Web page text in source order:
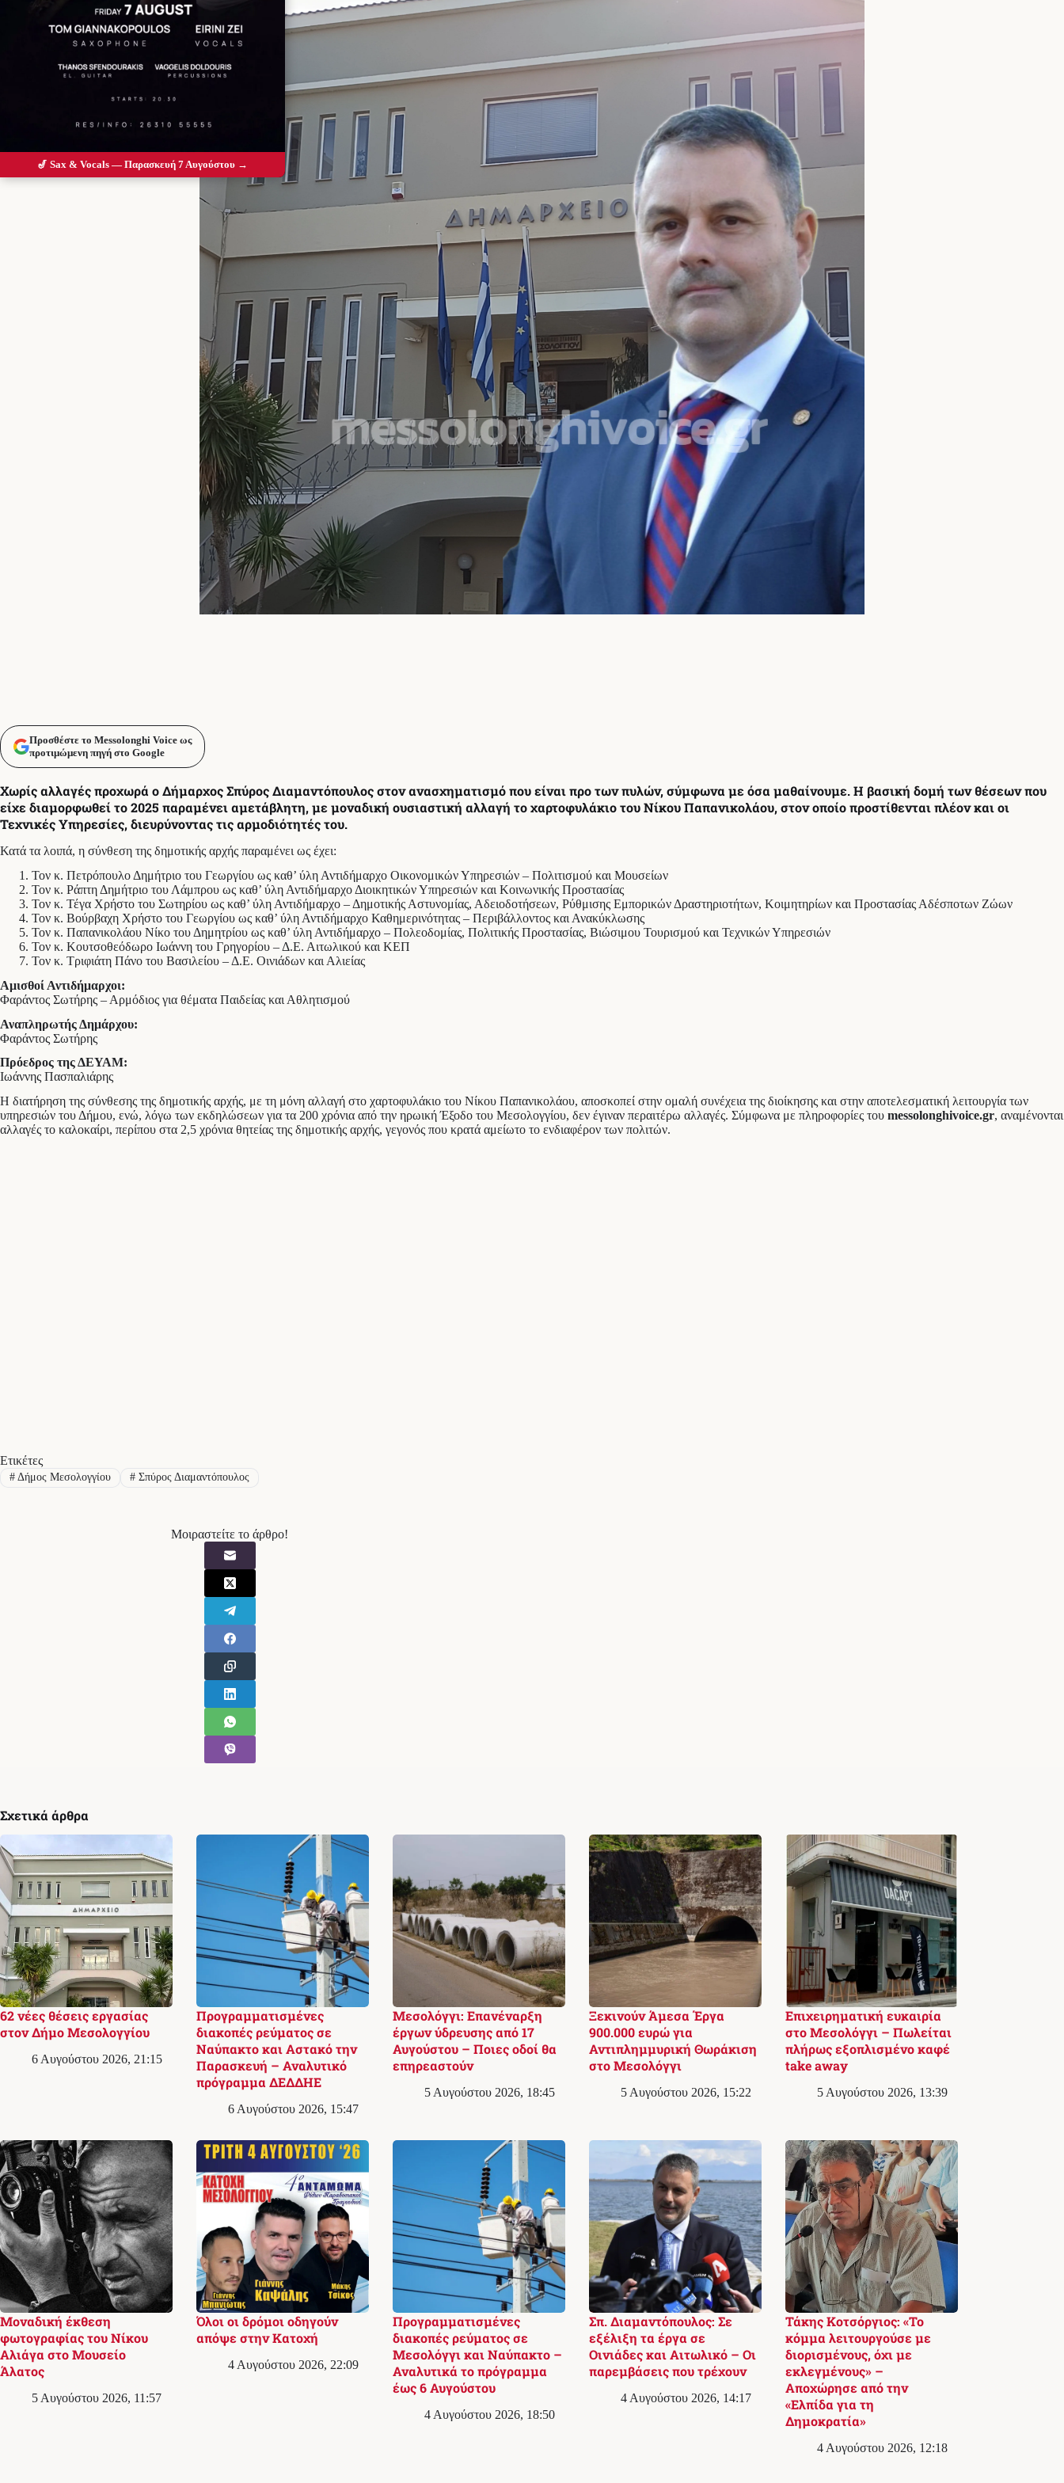
Προσθέστε το Messolonghi Voice ως
προτιμώμενη πηγή στο Google
Χωρίς αλλαγές προχωρά ο Δήμαρχος Σπύρος Διαμαντόπουλος στον ανασχηματισμό που είναι προ των πυλών, σύμφωνα με όσα μαθαίνουμε. Η βασική δομή των θέσεων που
είχε διαμορφωθεί το 2025 παραμένει αμετάβλητη, με μοναδική ουσιαστική αλλαγή το χαρτοφυλάκιο του Νίκου Παπανικολάου, στον οποίο προστίθενται πλέον και οι
Τεχνικές Υπηρεσίες, διευρύνοντας τις αρμοδιότητές του.
Κατά τα λοιπά, η σύνθεση της δημοτικής αρχής παραμένει ως έχει:
Τον κ. Πετρόπουλο Δημήτριο του Γεωργίου ως καθ’ ύλη Αντιδήμαρχο Οικονομικών Υπηρεσιών – Πολιτισμού και Μουσείων
Τον κ. Ράπτη Δημήτριο του Λάμπρου ως καθ’ ύλη Αντιδήμαρχο Διοικητικών Υπηρεσιών και Κοινωνικής Προστασίας
Τον κ. Τέγα Χρήστο του Σωτηρίου ως καθ’ ύλη Αντιδήμαρχο – Δημοτικής Αστυνομίας, Αδειοδοτήσεων, Ρύθμισης Εμπορικών Δραστηριοτήτων, Κοιμητηρίων και Προστασίας Αδέσποτων Ζώων
Τον κ. Βούρβαχη Χρήστο του Γεωργίου ως καθ’ ύλη Αντιδήμαρχο Καθημερινότητας – Περιβάλλοντος και Ανακύκλωσης
Τον κ. Παπανικολάου Νίκο του Δημητρίου ως καθ’ ύλη Αντιδήμαρχο – Πολεοδομίας, Πολιτικής Προστασίας, Βιώσιμου Τουρισμού και Τεχνικών Υπηρεσιών
Τον κ. Κουτσοθεόδωρο Ιωάννη του Γρηγορίου – Δ.Ε. Αιτωλικού και ΚΕΠ
Τον κ. Τριφιάτη Πάνο του Βασιλείου – Δ.Ε. Οινιάδων και Αλιείας
Αμισθοί Αντιδήμαρχοι:
Φαράντος Σωτήρης – Αρμόδιος για θέματα Παιδείας και Αθλητισμού
Αναπληρωτής Δημάρχου:
Φαράντος Σωτήρης
Πρόεδρος της ΔΕΥΑΜ:
Ιωάννης Πασπαλιάρης
Η διατήρηση της σύνθεσης της δημοτικής αρχής, με τη μόνη αλλαγή στο χαρτοφυλάκιο του Νίκου Παπανικολάου, αποσκοπεί στην ομαλή συνέχεια της διοίκησης και στην αποτελεσματική λειτουργία των
υπηρεσιών του Δήμου, ενώ, λόγω των εκδηλώσεων για τα 200 χρόνια από την ηρωική Έξοδο του Μεσολογγίου, δεν έγιναν περαιτέρω αλλαγές. Σύμφωνα με πληροφορίες του messolonghivoice.gr, αναμένονται
αλλαγές το καλοκαίρι, περίπου στα 2,5 χρόνια θητείας της δημοτικής αρχής, γεγονός που κρατά αμείωτο το ενδιαφέρον των πολιτών.
Ετικέτες
#Δήμος Μεσολογγίου #Σπύρος Διαμαντόπουλος
Μοιραστείτε το άρθρο!
Σχετικά άρθρα
62 νέες θέσεις εργασίας
στον Δήμο Μεσολογγίου
6 Αυγούστου 2026, 21:15
Προγραμματισμένες
διακοπές ρεύματος σε
Ναύπακτο και Αστακό την
Παρασκευή – Αναλυτικό
πρόγραμμα ΔΕΔΔΗΕ
6 Αυγούστου 2026, 15:47
Μεσολόγγι: Επανέναρξη
έργων ύδρευσης από 17
Αυγούστου – Ποιες οδοί θα
επηρεαστούν
5 Αυγούστου 2026, 18:45
Ξεκινούν Άμεσα Έργα
900.000 ευρώ για
Αντιπλημμυρική Θωράκιση
στο Μεσολόγγι
5 Αυγούστου 2026, 15:22
Επιχειρηματική ευκαιρία
στο Μεσολόγγι – Πωλείται
πλήρως εξοπλισμένο καφέ
take away
5 Αυγούστου 2026, 13:39
Μοναδική έκθεση
φωτογραφίας του Νίκου
Αλιάγα στο Μουσείο
Άλατος
5 Αυγούστου 2026, 11:57
Όλοι οι δρόμοι οδηγούν
απόψε στην Κατοχή
4 Αυγούστου 2026, 22:09
Προγραμματισμένες
διακοπές ρεύματος σε
Μεσολόγγι και Ναύπακτο –
Αναλυτικά το πρόγραμμα
έως 6 Αυγούστου
4 Αυγούστου 2026, 18:50
Σπ. Διαμαντόπουλος: Σε
εξέλιξη τα έργα σε
Οινιάδες και Αιτωλικό – Οι
παρεμβάσεις που τρέχουν
4 Αυγούστου 2026, 14:17
Τάκης Κοτσόργιος: «Το
κόμμα λειτουργούσε με
διορισμένους, όχι με
εκλεγμένους» –
Αποχώρησε από την
«Ελπίδα για τη
Δημοκρατία»
4 Αυγούστου 2026, 12:18
🎷 Sax & Vocals — Παρασκευή 7 Αυγούστου →